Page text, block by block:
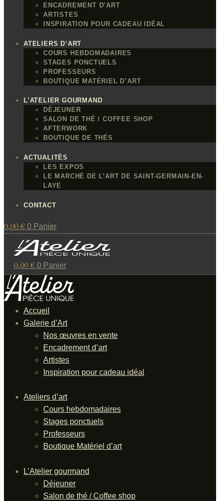
ENCADREMENT D’ART
ARTISTES
INSPIRATION POUR CADEAU IDÉAL
ATELIERS D’ART
COURS HEBDOMADAIRES
STAGES PONCTUELS
PROFESSEURS
BOUTIQUE MATÉRIEL D’ART
L’ATELIER GOURMAND
DÉJEUNER
SALON DE THÉ / COFFEE SHOP
AFTERWORK
BOUTIQUE DE THÉS
ACTUALITÉS
LES EXPOS
LE MARCHÉ DE L’ART DE SAINT-GERMAIN-EN-
LAYE
CONTACT
0,00€ 0 Panier
0,00€ 0 Panier
Accueil
Galerie d’Art
Nos œuvres en vente
Encadrement d’art
Artistes
Inspiration pour cadeau idéal
Ateliers d’art
Cours hebdomadaires
Stages ponctuels
Professeurs
Boutique Matériel d’art
L’Atelier gourmand
Déjeuner
Salon de thé / Coffee shop